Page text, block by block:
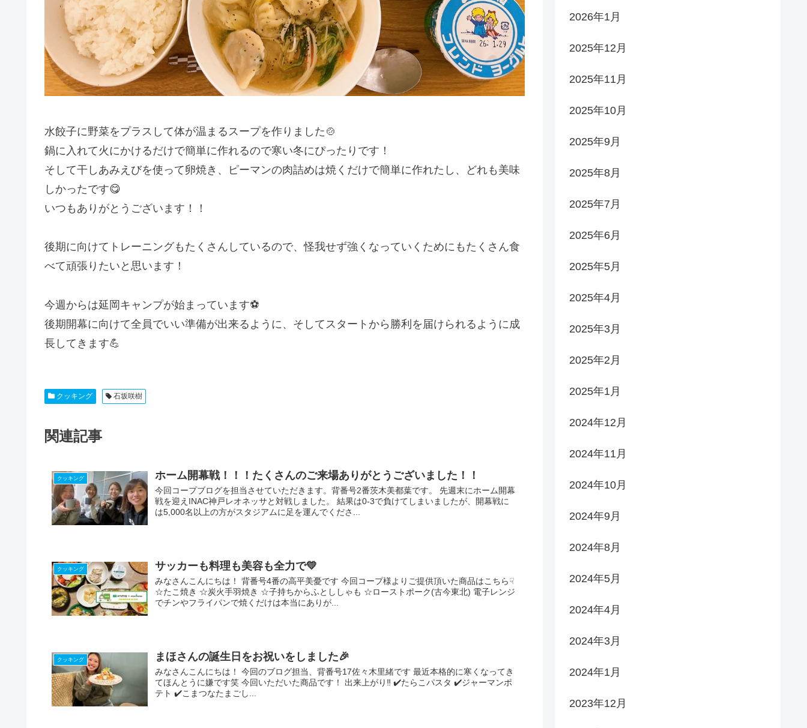
水餃子に野菜をプラスして体が温まるスープを作りました🍲
鍋に入れて火にかけるだけで簡単に作れるので寒い冬にぴったりです！
そして干しあみえびを使って卵焼き、ピーマンの肉詰めは焼くだけで簡単に作れたし、どれも美味
しかったです😋
いつもありがとうございます！！
後期に向けてトレーニングもたくさんしているので、怪我せず強くなっていくためにもたくさん食
べて頑張りたいと思います！
今週からは延岡キャンプが始まっています⚽️
後期開幕に向けて全員でいい準備が出来るように、そしてスタートから勝利を届けられるように成
長してきます💪
クッキング 石坂咲樹
関連記事
クッキング ホーム開幕戦！！！たくさんのご来場ありがとうございました！！
今回コープブログを担当させていただきます。背番号2番茨木美都葉です。 先週末にホーム開幕
戦を迎えINAC神戸レオネッサと対戦しました。 結果は0-3で負けてしまいましたが、開幕戦に
は5,000名以上の方がスタジアムに足を運んでくださ...
クッキング サッカーも料理も美容も全力で💛
みなさんこんにちは！ 背番号4番の高平美憂です 今回コープ様よりご提供頂いた商品はこちら☟
☆たこ焼き ☆炭火手羽焼き ☆子持ちからふとししゃも ☆ローストポーク(古今東北) 電子レンジ
でチンやフライパンで焼くだけは本当にありが...
クッキング まほさんの誕生日をお祝いをしました🎉
みなさんこんにちは！ 今回のブログ担当、背番号17佐々木里緒です 最近本格的に寒くなってき
てほんとうに嫌です笑 今回いただいた商品です！ 出来上がり‼︎ ✔️たらこパスタ ✔️ジャーマンポ
テト ✔️こまつなたまごし...
2026年1月
2025年12月
2025年11月
2025年10月
2025年9月
2025年8月
2025年7月
2025年6月
2025年5月
2025年4月
2025年3月
2025年2月
2025年1月
2024年12月
2024年11月
2024年10月
2024年9月
2024年8月
2024年5月
2024年4月
2024年3月
2024年1月
2023年12月